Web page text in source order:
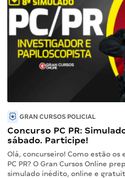
GRAN CURSOS POLICIAL
Concurso PC PR:
sábado. Participe!
Olá, concurseiro! Como estão os
PC PR? O Gran Cursos Online
simulado inédito, online e